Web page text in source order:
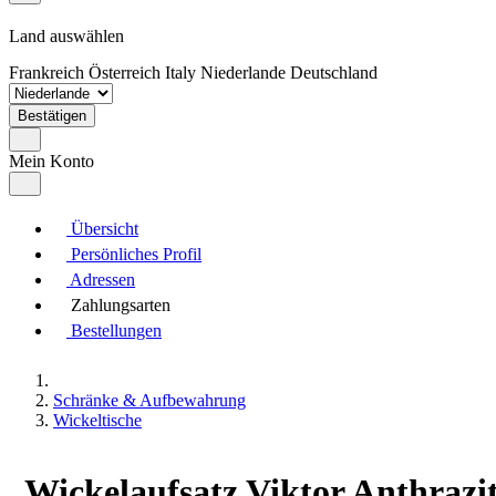
Land auswählen
Frankreich Österreich Italy Niederlande Deutschland
Bestätigen
Mein Konto
Übersicht
Persönliches Profil
Adressen
Zahlungsarten
Bestellungen
Schränke & Aufbewahrung
Wickeltische